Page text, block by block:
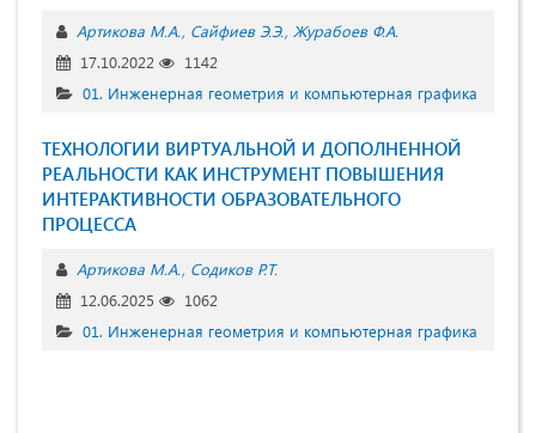
Артикова М.А. Сайфиев Э.Э. Журабоев Ф.А.
17.10.2022
1142
01. Инженерная геометрия и компьютерная графика
ТЕХНОЛОГИИ ВИРТУАЛЬНОЙ И ДОПОЛНЕННОЙ
РЕАЛЬНОСТИ КАК ИНСТРУМЕНТ ПОВЫШЕНИЯ
ИНТЕРАКТИВНОСТИ ОБРАЗОВАТЕЛЬНОГО
ПРОЦЕССА
Артикова М.А. Содиков Р.Т.
12.06.2025
1062
01. Инженерная геометрия и компьютерная графика